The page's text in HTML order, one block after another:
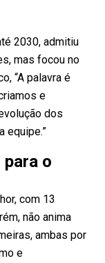
2030, admitiu
mas focou no
“A palavra é
e
dos
equipe.”
para o
com 13
não anima
ambas por
e